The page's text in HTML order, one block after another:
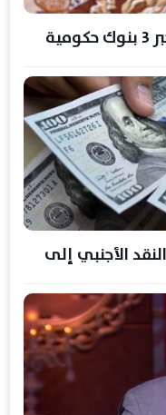
6 مليارات جنيه.. حصيلة صرافة أكبر 3 بنوك حكومية
الأجنبي إلى